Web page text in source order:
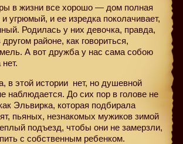
в жизни все хорошо — дом полная
угрюмый, и ее изредка поколачивает,
Родилась у них девочка, правда,
районе, как говориться,
А вот дружба у нас сама собою
в этой истории нет, но душевной
наблюдается. До сих пор в голове не
Эльвирка, которая подбирала
пьяных, незнакомых мужиков зимой
подъезд, чтобы они не замерзли,
с собственным ребенком.